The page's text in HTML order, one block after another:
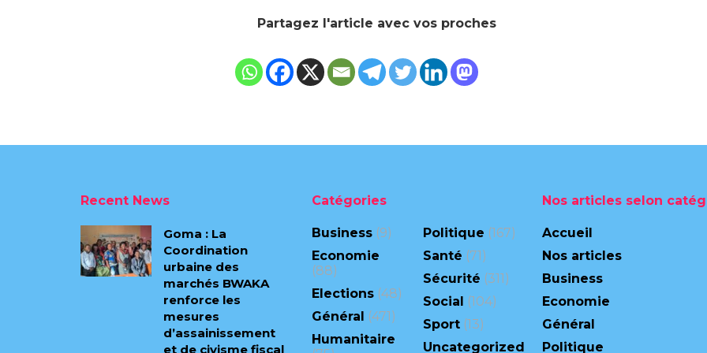
Partagez l'article avec vos proches
Recent News
Goma : La
Coordination
urbaine des
marchés BWAKA
renforce les
mesures
d’assainissement
et de civisme fiscal
Catégories
Business(9)
Economie
(88)
Elections(48)
Général
(471)
Humanitaire
Politique (167)
Santé (71)
Sécurité (311)
Social
(104)
Sport(13)
Uncategorized
Nos articles selon
Accueil
Nos articles
Business
Economie
Général
Politique